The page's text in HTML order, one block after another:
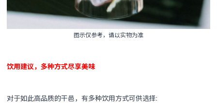
图示仅参考，请以实物为准
饮用建议，多种方式尽享美味
对于如此高品质的干邑，有多种饮用方式可供选择: